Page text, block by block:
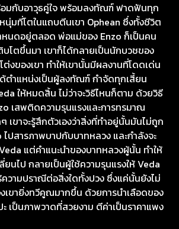
มกับอาวุธคู่ใจ พร้อมลงทัณฑ์ ฟาดฟันทุก
นุ่มที่โตในแถบตีนเขา Ophean ซึ่งทั้งชีวิต
หนดอยู่ตลอด พ่อแม่ของ Enzo ก็เป็นคน
บโตขึ้นมา เขาก็ได้กลายเป็นนักบวชของ
งของเขา ทำให้เขานั้นมีผลงานที่โดดเด่น
ตำแหน่งเป็นผู้ลงทัณฑ์ กำจัดทุกเสี้ยน
ให้หมดสิ้น ไม่ว่าจะวิธีไหนก็ตาม ด้วยวิธี
เสพติดความรุนแรงและการทรมาณ
เขาจะรู้สึกตัวเองว่าสิ่งที่ทำอยู่นั้นมันไม่ถูก
ปสารภาพบาปกับบาทหลวง และกำลังจะ
แต่คำแนะนำของบาทหลวงผู้นั้น ทำให้
ยนไป กลายเป็นผู้ใช้ความรุนแรงให้ Veda
ความปราณีต่อสิ่งใดทั้งปวง ซึ่งแค่นั้นยังไม่
เขายิ่งทวีคูณมากขึ้น ด้วยการนำเลือดของ
เป็นภาพวาดที่สวยงาม ตีค่าเป็นราคาแพง